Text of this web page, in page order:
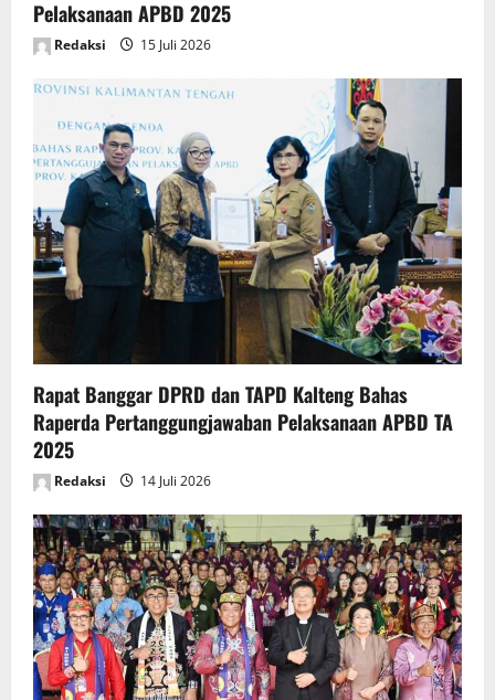
Pelaksanaan APBD 2025
Redaksi 15 Juli 2026
Rapat Banggar DPRD dan TAPD Kalteng Bahas
Raperda Pertanggungjawaban Pelaksanaan APBD TA
2025
Redaksi 14 Juli 2026